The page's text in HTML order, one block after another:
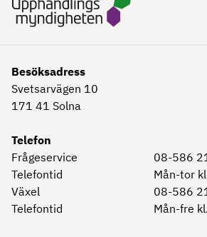
Besöksadress
Svetsarvägen 10
171 41 Solna
Telefon
Frågeservice
08-586
Telefontid
Mån-tor
Växel
08-586
Telefontid
Mån-fre